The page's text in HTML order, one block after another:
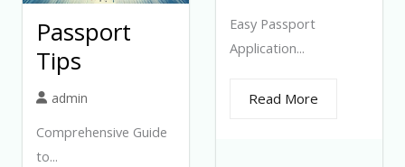
Passport
Tips
admin
Comprehensive Guide
to...
Easy Passport
Application...
Read More